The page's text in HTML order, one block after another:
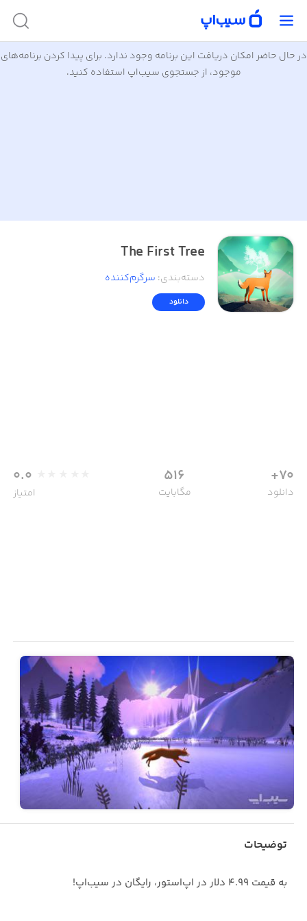
در حال حاضر امکان دریافت این برنامه وجود ندارد. برای پیدا کردن برنامه‌های
موجود، از جستجوی سیب‌اپ استفاده کنید.
The First Tree
دسته‌بندی: سرگرم‌کننده
دانلود
70+
دانلود
516
مگابایت
0.0
امتیاز
توضیحات
به قیمت ۴.۹۹ دلار در اپ‌استور، رایگان در سیب‌اپ!